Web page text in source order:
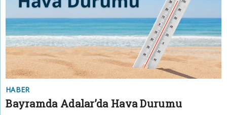
HABER
Bayramda Adalar’da Hava Durumu